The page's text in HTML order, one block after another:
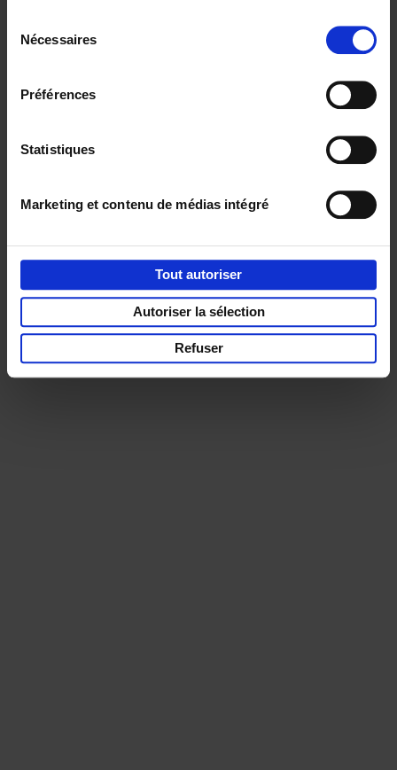
Nécessaires
Préférences
Statistiques
Marketing et contenu de médias intégré
Tout autoriser
Autoriser la sélection
Refuser
Service clients
Droit de retour
Part of Lannoo Publishing Group